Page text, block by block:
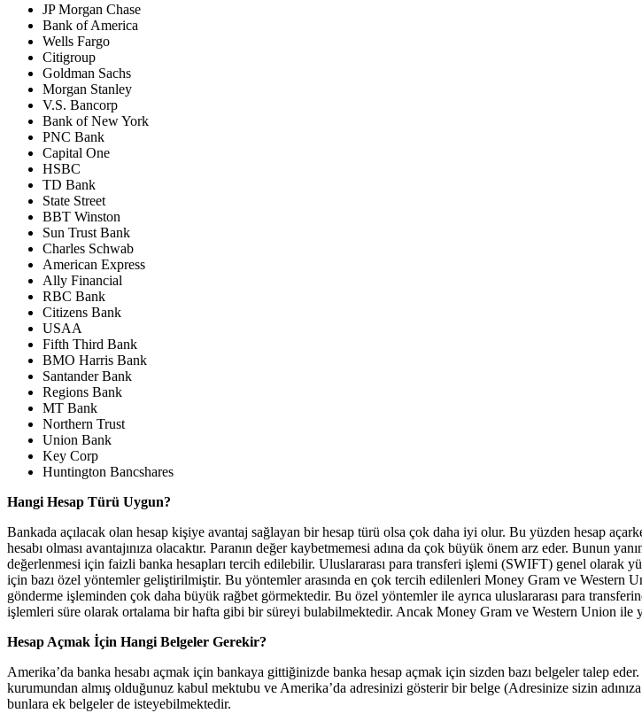
JP Morgan Chase
Bank of America
Wells Fargo
Citigroup
Goldman Sachs
Morgan Stanley
V.S. Bancorp
Bank of New York
PNC Bank
Capital One
HSBC
TD Bank
State Street
BBT Winston
Sun Trust Bank
Charles Schwab
American Express
Ally Financial
RBC Bank
Citizens Bank
USAA
Fifth Third Bank
BMO Harris Bank
Santander Bank
Regions Bank
MT Bank
Northern Trust
Union Bank
Key Corp
Huntington Bancshares
Hangi Hesap Türü Uygun?
Bankada açılacak olan hesap kişiye avantaj sağlayan bir hesap türü olsa çok daha iyi olur. Bu yüzden hesap
hesabı olması avantajınıza olacaktır. Paranın değer kaybetmemesi adına da çok büyük önem arz eder. Bunun
değerlenmesi için faizli banka hesapları tercih edilebilir. Uluslararası para transferi işlemi (SWIFT) genel olarak
için bazı özel yöntemler geliştirilmiştir. Bu yöntemler arasında en çok tercih edilenleri Money Gram ve Western
gönderme işleminden çok daha büyük rağbet görmektedir. Bu özel yöntemler ile ayrıca uluslararası para
işlemleri süre olarak ortalama bir hafta gibi bir süreyi bulabilmektedir. Ancak Money Gram ve Western Union ile
Hesap Açmak İçin Hangi Belgeler Gerekir?
Amerika’da banka hesabı açmak için bankaya gittiğinizde banka hesap açmak için sizden bazı belgeler talep
kurumundan almış olduğunuz kabul mektubu ve Amerika’da adresinizi gösterir bir belge (Adresinize sizin
bunlara ek belgeler de isteyebilmektedir.